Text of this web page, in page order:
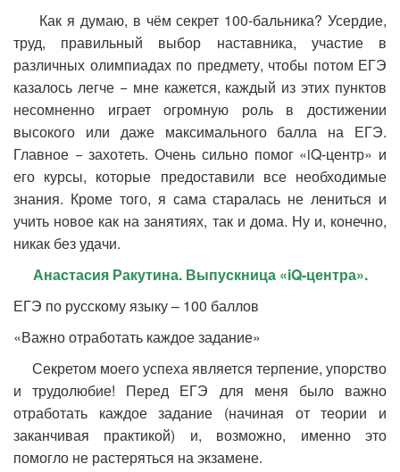
Как я думаю, в чём секрет 100-бальника? Усердие,
труд, правильный выбор наставника, участие в
различных олимпиадах по предмету, чтобы потом ЕГЭ
казалось легче − мне кажется, каждый из этих пунктов
несомненно играет огромную роль в достижении
высокого или даже максимального балла на ЕГЭ.
Главное − захотеть. Очень сильно помог «iQ-центр» и
его курсы, которые предоставили все необходимые
знания. Кроме того, я сама старалась не лениться и
учить новое как на занятиях, так и дома. Ну и, конечно,
никак без удачи.
Анастасия Ракутина. Выпускница «iQ-центра».
ЕГЭ по русскому языку – 100 баллов
«Важно отработать каждое задание»
Секретом моего успеха является терпение, упорство
и трудолюбие! Перед ЕГЭ для меня было важно
отработать каждое задание (начиная от теории и
заканчивая практикой) и, возможно, именно это
помогло не растеряться на экзамене.